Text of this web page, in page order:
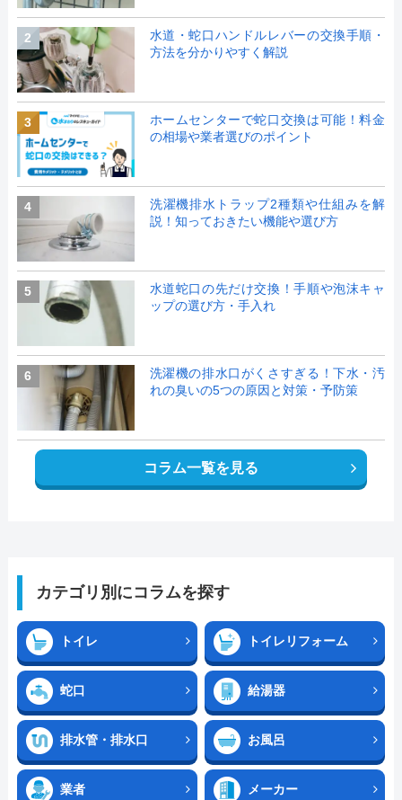
2
水道・蛇口ハンドルレバーの交換手順・
方法を分かりやすく解説
3
ホームセンターで蛇口交換は可能！料金
の相場や業者選びのポイント
4
洗濯機排水トラップ2種類や仕組みを解
説！知っておきたい機能や選び方
5
水道蛇口の先だけ交換！手順や泡沫キャ
ップの選び方・手入れ
6
洗濯機の排水口がくさすぎる！下水・汚
れの臭いの5つの原因と対策・予防策
コラム一覧を見る
カテゴリ別にコラムを探す
トイレ トイレリフォーム
蛇口 給湯器
排水管・排水口 お風呂
業者 メーカー